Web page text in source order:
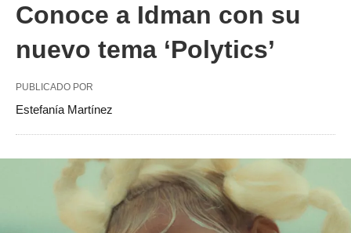
Conoce a Idman con su
nuevo tema ‘Polytics’
PUBLICADO POR
Estefanía Martínez